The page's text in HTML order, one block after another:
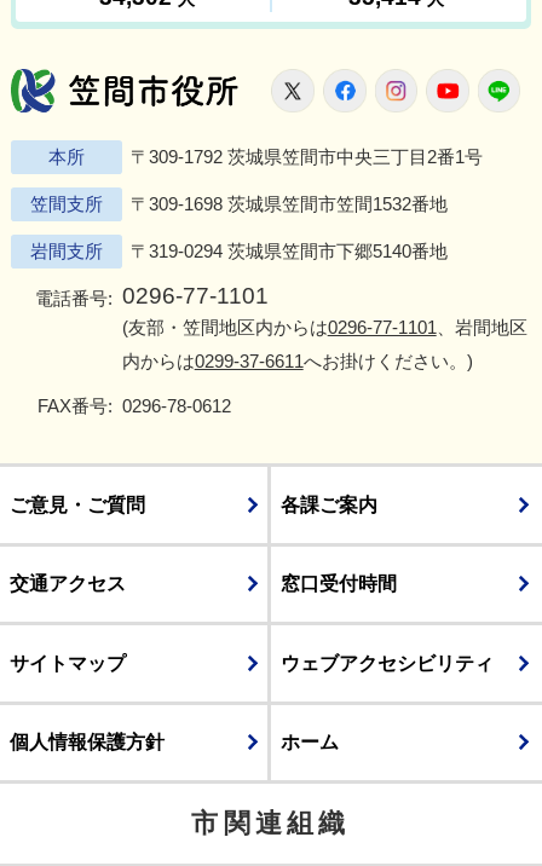
笠間市役所
X FacebookInstagram
本所 〒309-1792 茨城県笠間市中央三丁目2番1号
笠間支所 〒309-1698 茨城県笠間市笠間1532番地
岩間支所 〒319-0294 茨城県笠間市下郷5140番地
電話番号: 0296-77-1101
(友部・笠間地区内からは0296-77-1101 、岩間地区
内からは0299-37-6611へお掛けください。)
FAX番号: 0296-78-0612
ご意見・ご質問 各課ご案内
交通アクセス 窓口受付時間
サイトマップ ウェブアクセシビリティ
個人情報保護方針 ホーム
市関連組織